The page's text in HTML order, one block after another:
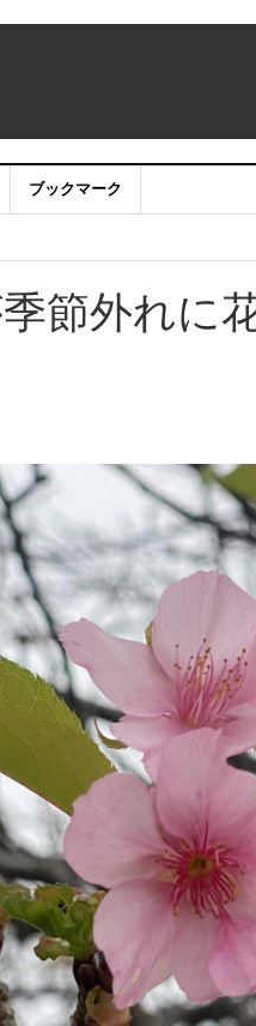
ブックマーク
節外れに